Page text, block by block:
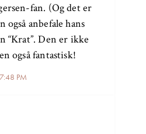
PM
fan. (Og det er
også anbefale hans
“Krat”. Den er ikke
også fantastisk!